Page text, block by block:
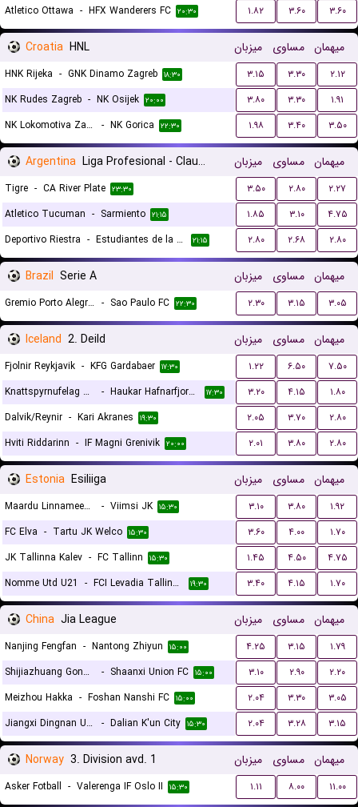
Atletico Ottawa - HFX Wanderers FC ۲۰:۳۰ ۱.۸۲ ۳.۶۰ ۳.۶۰
Croatia HNL میزبان مساوی میهمان
HNK Rijeka - GNK Dinamo Zagreb ۱۸:۳۰ ۳.۱۵ ۳.۳۰
۲.۱۲
NK Rudes Zagreb - NK Osijek ۲۰:۰۰ ۳.۸۰ ۳.۳۰
۱.۹۱
NK Lokomotiva Zagreb
- NK Gorica ۲۲:۳۰ ۱.۹۸ ۳.۴۰ ۳.۵۰
Argentina Liga Profesional - Clausura میزبان مساوی میهمان
Tigre - CA River Plate ۲۳:۳۰ ۳.۵۰ ۲.۸۰
۲.۲۷
Atletico Tucuman - Sarmiento ۲۱:۱۵ ۱.۸۵ ۳.۱۰
۴.۷۵
Deportivo Riestra - Estudiantes de la Plata ۲۱:۱۵ ۲.۸۰ ۲.۶۸ ۲.۸۰
Brazil Serie A میزبان مساوی میهمان
Gremio Porto Alegrense RS - Sao Paulo FC ۲۲:۳۰ ۲.۳۰ ۳.۱۵ ۳.۰۵
Iceland 2. Deild میزبان مساوی میهمان
Fjolnir Reykjavik - KFG Gardabaer ۱۷:۳۰ ۱.۲۲ ۶.۵۰
۷.۵۰
Knattspyrnufelag Austfjarda
- Haukar Hafnarfjordur ۱۷:۳۰ ۳.۲۰ ۴.۱۵
۱.۸۰
Dalvik/Reynir - Kari Akranes ۱۹:۳۰ ۲.۰۵ ۳.۷۰
۲.۸۰
Hviti Riddarinn - IF Magni Grenivik ۲۰:۰۰ ۲.۰۱ ۳.۸۰ ۲.۸۰
Estonia Esiliiga میزبان مساوی میهمان
Maardu Linnameeskond FC - Viimsi JK ۱۵:۳۰ ۳.۱۰ ۳.۸۰
۱.۹۲
FC Elva - Tartu JK Welco ۱۵:۳۰ ۳.۶۰ ۴.۰۰
۱.۷۰
JK Tallinna Kalev - FC Tallinn ۱۵:۳۰ ۱.۴۵ ۴.۵۰
۴.۷۵
Nomme Utd U21 - FCI Levadia Tallinn II ۱۹:۳۰ ۳.۴۰ ۴.۱۵ ۱.۷۰
China Jia League میزبان مساوی میهمان
Nanjing Fengfan - Nantong Zhiyun ۱۵:۰۰ ۴.۲۵ ۳.۱۵
۱.۷۹
Shijiazhuang Gongfu FC
- Shaanxi Union FC ۱۵:۰۰ ۳.۱۰ ۲.۹۰
۲.۲۰
Meizhou Hakka - Foshan Nanshi FC ۱۵:۰۰ ۲.۰۴ ۳.۳۰
۳.۰۵
Jiangxi Dingnan United F.C
- Dalian K'un City ۱۵:۳۰ ۲.۰۴ ۳.۲۸ ۳.۱۵
Norway 3. Division avd. 1 میزبان مساوی میهمان
Asker Fotball - Valerenga IF Oslo II ۱۵:۳۰ ۱.۱۱ ۸.۰۰ ۱۱.۰۰